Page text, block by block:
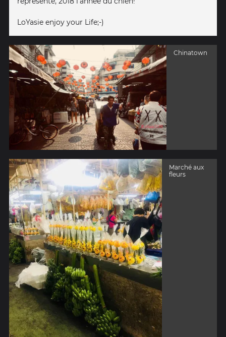
LoYasie enjoy your Life;-)
Chinatown
Marché aux
fleurs